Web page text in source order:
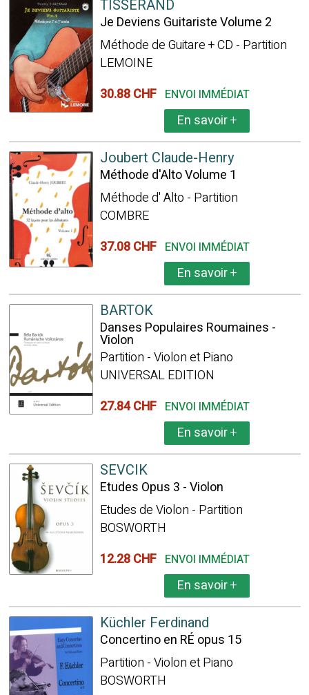
TISSERAND
Je Deviens Guitariste Volume 2
Méthode de Guitare + CD - Partition
LEMOINE
30.88 CHF ENVOI IMMÉDIAT
En savoir+
Joubert Claude-Henry
Méthode d'Alto Volume 1
Méthode d' Alto - Partition
COMBRE
37.08 CHF ENVOI IMMÉDIAT
En savoir+
BARTOK
Danses Populaires Roumaines -
Violon
Partition - Violon et Piano
UNIVERSAL EDITION
27.84 CHF ENVOI IMMÉDIAT
En savoir+
SEVCIK
Etudes Opus 3 - Violon
Etudes de Violon - Partition
BOSWORTH
12.28 CHF ENVOI IMMÉDIAT
En savoir+
Küchler Ferdinand
Concertino en RÉ opus 15
Partition - Violon et Piano
BOSWORTH